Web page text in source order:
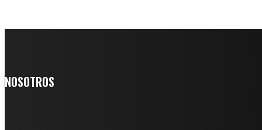
NOSOTROS